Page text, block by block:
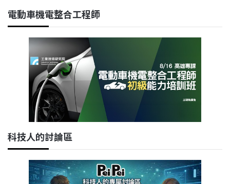
電動車機電整合工程師
科技人的討論區